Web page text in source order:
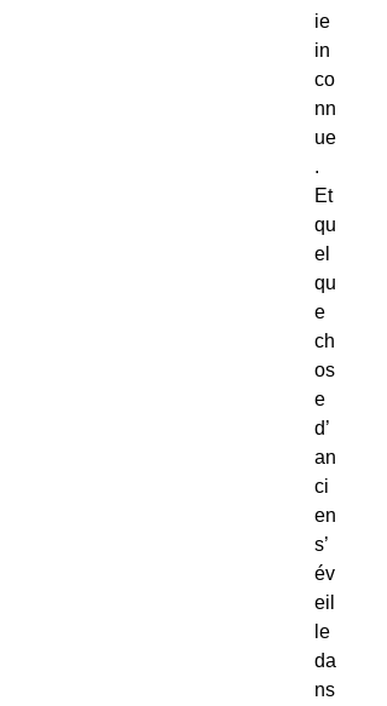
ie
in
co
nn
ue
.
Et
qu
el
qu
e
ch
os
e
d’
an
ci
en
s’
év
eil
le
da
ns